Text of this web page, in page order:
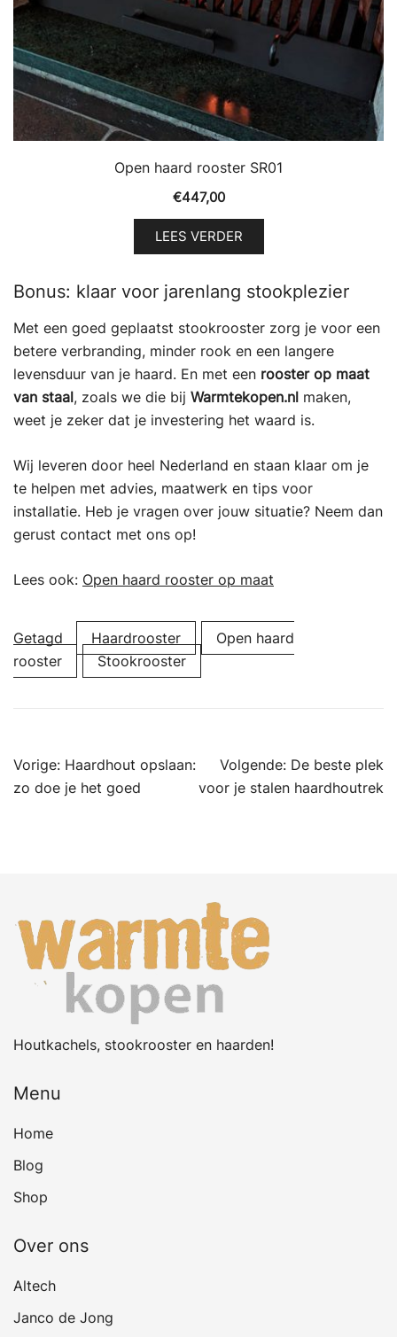
Open haard rooster SR01
€447,00
LEES VERDER
Bonus: klaar voor jarenlang stookplezier
Met een goed geplaatst stookrooster zorg je voor een
betere verbranding, minder rook en een langere
levensduur van je haard. En met een rooster op maat
van staal, zoals we die bij Warmtekopen.nl maken,
weet je zeker dat je investering het waard is.
Wij leveren door heel Nederland en staan klaar om je
te helpen met advies, maatwerk en tips voor
installatie. Heb je vragen over jouw situatie? Neem dan
gerust contact met ons op!
Lees ook: Open haard rooster op maat
Getagd Haardrooster
Open haard
rooster
Stookrooster
Bericht
navigatie
Vorige: Haardhout opslaan:
zo doe je het goed
Volgende: De beste plek
voor je stalen haardhoutrek
Houtkachels, stookrooster en haarden!
Menu
Home
Blog
Shop
Over ons
Altech
Janco de Jong